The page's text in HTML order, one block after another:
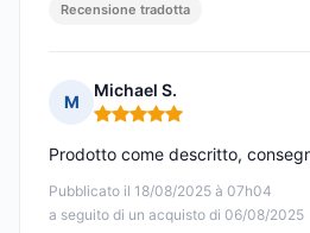
Recensione tradotta
M
Michael S.
Nota: 5 su 5
Pubblicato il 18/08/2025 à 07h04
a seguito di un acquisto di 06/08/2025
Prodotto come descritto,